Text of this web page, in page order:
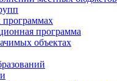
программах
программа
объектах